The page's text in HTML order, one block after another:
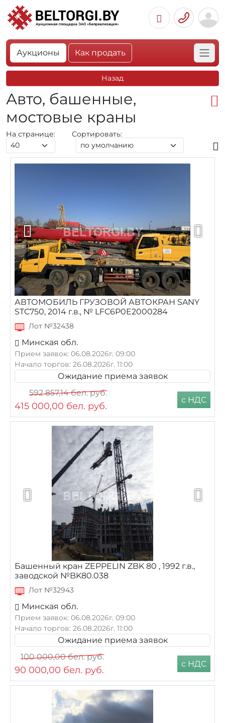
Аукционы Как продать
Назад
Авто, башенные,
мостовые краны
На странице: Сортировать:
АВТОМОБИЛЬ ГРУЗОВОЙ АВТОКРАН SANY
STC750, 2014 г.в., № LFC6P0E2000284
Лот №32438
Минская обл.
Прием заявок: 06.08.2026г. 09:00
Начало торгов: 26.08.2026г. 11:00
Ожидание приема заявок
592 857,14бел. руб.
415 000,00 бел. руб.
с НДС
Башенный кран ZEPPELIN ZBK 80 , 1992 г.в.,
заводской №BK80.038
Лот №32943
Минская обл.
Прием заявок: 06.08.2026г. 09:00
Начало торгов: 26.08.2026г. 11:00
Ожидание приема заявок
100 000,00бел. руб.
90 000,00 бел. руб.
с НДС